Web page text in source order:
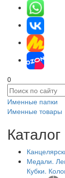
0
Именные папки
Именные товары
Каталог
Медали.
Кубки.